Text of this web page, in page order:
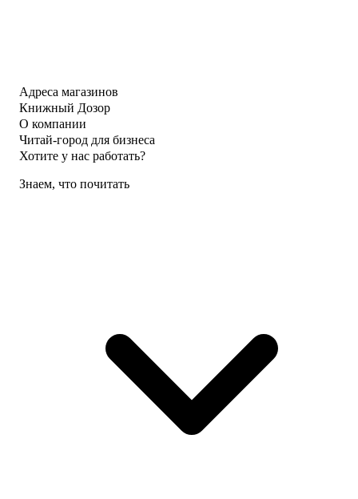
Адреса магазинов
Книжный Дозор
О компании
Читай-город для бизнеса
Хотите у нас работать?
Знаем, что почитать